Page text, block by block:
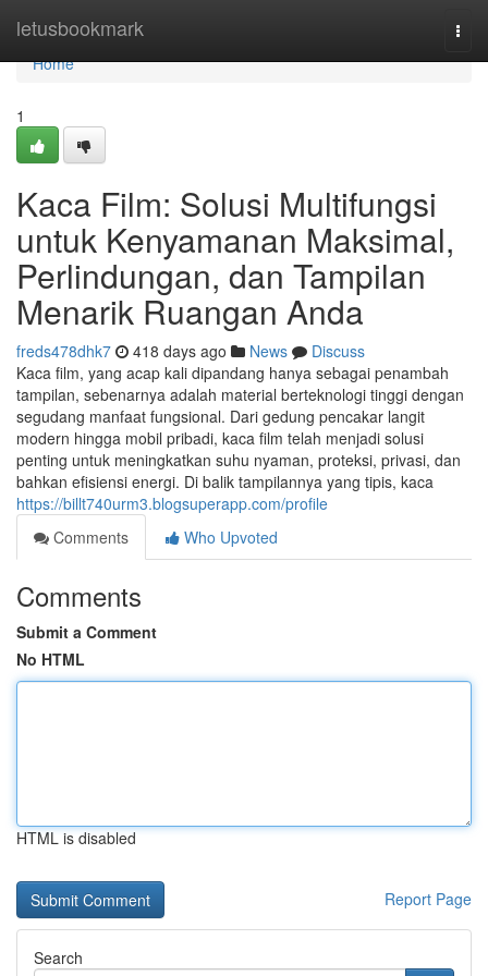
letusbookmark
Home
Home
1
Kaca Film: Solusi Multifungsi
untuk Kenyamanan Maksimal,
Perlindungan, dan Tampilan
Menarik Ruangan Anda
freds478dhk7 418 days ago News
Discuss
Kaca film, yang acap kali dipandang hanya sebagai penambah
tampilan, sebenarnya adalah material berteknologi tinggi dengan
segudang manfaat fungsional. Dari gedung pencakar langit
modern hingga mobil pribadi, kaca film telah menjadi solusi
penting untuk meningkatkan suhu nyaman, proteksi, privasi, dan
bahkan efisiensi energi. Di balik tampilannya yang tipis, kaca
https://billt740urm3.blogsuperapp.com/profile
Comments
Who Upvoted
Comments
Submit a Comment
No HTML
HTML is disabled
Report Page
Search